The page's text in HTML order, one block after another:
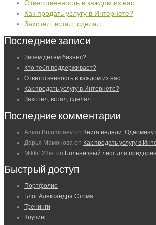
Ответственность в каждом из нас
Как продать услугу в Интернете?
Захотел, встал, сделал
Последние записи
Зачем детям бизнес?
Кто тебя поддерживает?
Ответственность в каждом из нас
Как продать услугу в Интернете?
Захотел, встал, сделал
Последние комментарии
Aman Butumbaev on Книга недели:
Дарья Мамонова on Как продать услугу в
Mikki123ist on Больничный лист для
Быстрый доступ
Портфолио
Блог Александра Стома
Тренинги
Коучинг